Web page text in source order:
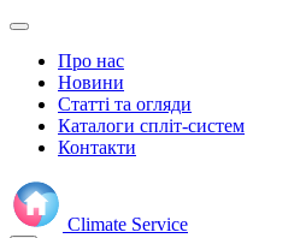
Про нас
Новини
Статті та огляди
Каталоги спліт-систем
Контакти
Climate Service